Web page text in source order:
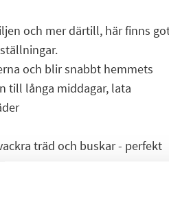
och mer därtill, här finns
och blir snabbt hemmets
till långa middagar, lata
träd och buskar - perfekt
till extra sovrum, hobbyrum